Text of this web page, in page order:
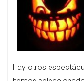
Hay otros